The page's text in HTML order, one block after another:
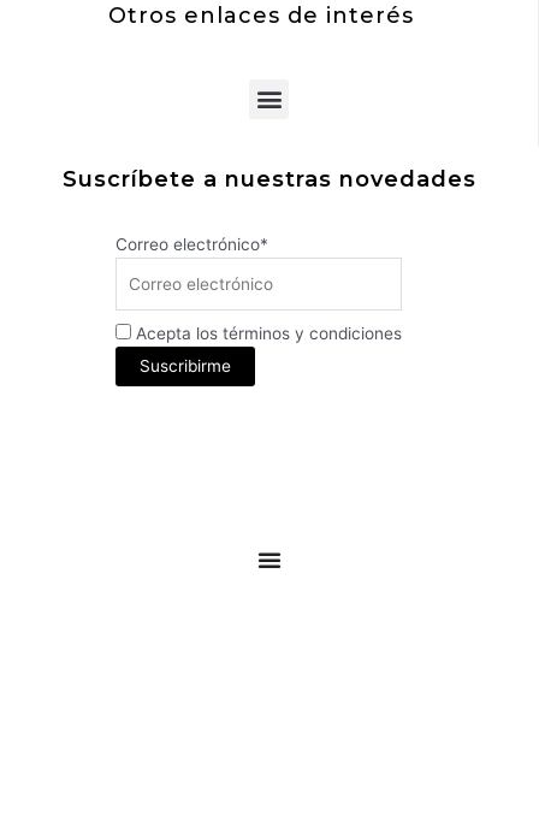
Otros enlaces de interés
Menu
Suscríbete a nuestras novedades
Correo electrónico*
Acepta los términos y condiciones